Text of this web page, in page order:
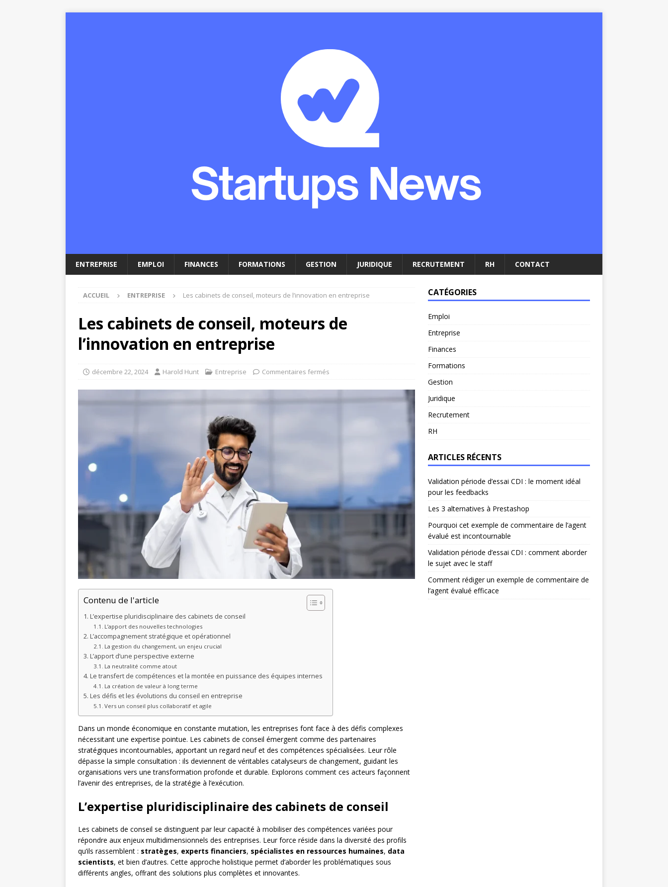
ENTREPRISE EMPLOI FINANCES FORMATIONS GESTION JURIDIQUE RECRUTEMENT RH CONTACT
ACCUEIL ENTREPRISE Les cabinets de conseil, moteurs de l’innovation en entreprise
Les cabinets de conseil, moteurs de
l’innovation en entreprise
décembre 22, 2024 Harold Hunt Entreprise Commentaires fermés
Contenu de l'article
L’expertise pluridisciplinaire des cabinets de conseil
L’apport des nouvelles technologies
L’accompagnement stratégique et opérationnel
La gestion du changement, un enjeu crucial
L’apport d’une perspective externe
La neutralité comme atout
Le transfert de compétences et la montée en puissance des équipes internes
La création de valeur à long terme
Les défis et les évolutions du conseil en entreprise
Vers un conseil plus collaboratif et agile
Dans un monde économique en constante mutation, les entreprises font face à des défis complexes
nécessitant une expertise pointue. Les cabinets de conseil émergent comme des partenaires
stratégiques incontournables, apportant un regard neuf et des compétences spécialisées. Leur rôle
dépasse la simple consultation : ils deviennent de véritables catalyseurs de changement, guidant les
organisations vers une transformation profonde et durable. Explorons comment ces acteurs façonnent
l’avenir des entreprises, de la stratégie à l’exécution.
L’expertise pluridisciplinaire des cabinets de conseil
Les cabinets de conseil se distinguent par leur capacité à mobiliser des compétences variées pour
répondre aux enjeux multidimensionnels des entreprises. Leur force réside dans la diversité des profils
qu’ils rassemblent : stratèges, experts financiers, spécialistes en ressources humaines, data
scientists, et bien d’autres. Cette approche holistique permet d’aborder les problématiques sous
différents angles, offrant des solutions plus complètes et innovantes.
CATÉGORIES
Emploi
Entreprise
Finances
Formations
Gestion
Juridique
Recrutement
RH
ARTICLES RÉCENTS
Validation période d’essai CDI : le moment idéal
pour les feedbacks
Les 3 alternatives à Prestashop
Pourquoi cet exemple de commentaire de l’agent
évalué est incontournable
Validation période d’essai CDI : comment aborder
le sujet avec le staff
Comment rédiger un exemple de commentaire de
l’agent évalué efficace